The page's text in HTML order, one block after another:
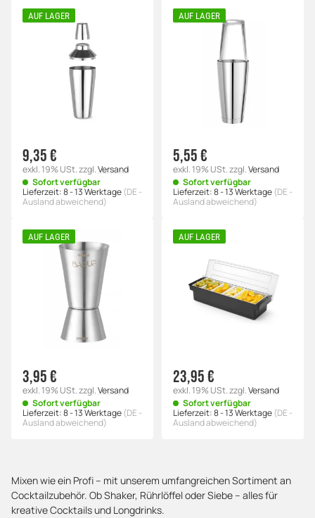
AUF LAGER
9,35 €
exkl. 19% USt.zzgl.Versand
Sofort verfügbar
Lieferzeit:8 - 13 Werktage(DE -
Ausland abweichend)
AUF LAGER
5,55 €
exkl. 19% USt.zzgl.Versand
Sofort verfügbar
Lieferzeit:8 - 13 Werktage(DE -
Ausland abweichend)
AUF LAGER
3,95 €
exkl. 19% USt.zzgl.Versand
Sofort verfügbar
Lieferzeit:8 - 13 Werktage(DE -
Ausland abweichend)
AUF LAGER
23,95 €
exkl. 19% USt.zzgl.Versand
Sofort verfügbar
Lieferzeit:8 - 13 Werktage(DE -
Ausland abweichend)
Mixen wie ein Profi – mit unserem umfangreichen Sortiment an
Cocktailzubehör. Ob Shaker, Rührlöffel oder Siebe – alles für
kreative Cocktails und Longdrinks.